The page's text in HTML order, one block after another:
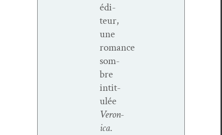
édi­
teur,
une
romance
som­
bre
inti­t­
ulée
Veron­
i­ca.